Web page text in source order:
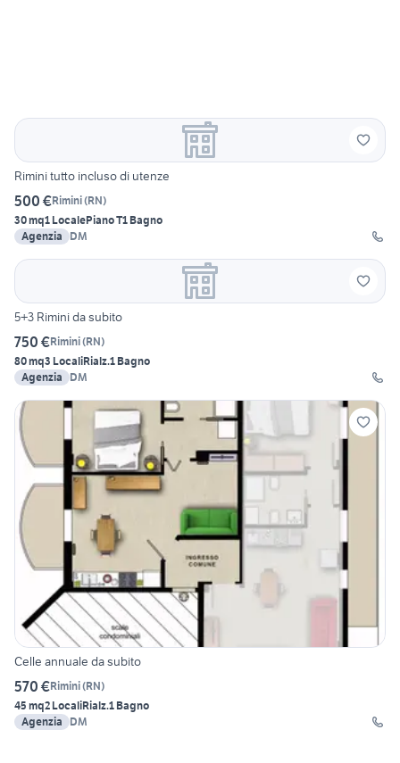
Rimini tutto incluso di utenze
500 €Rimini(RN)
30 mq1 LocalePiano T1 Bagno
Agenzia
DM
5+3 Rimini da subito
750 €Rimini(RN)
80 mq3 LocaliRialz.1 Bagno
Agenzia
DM
Celle annuale da subito
570 €Rimini(RN)
45 mq2 LocaliRialz.1 Bagno
Agenzia
DM